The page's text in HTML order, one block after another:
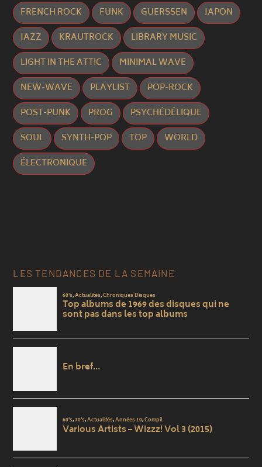
FRENCH ROCK
FUNK GUERSSEN
JAPON
JAZZ
KRAUTROCK
LIBRARY MUSIC
LIGHT IN THE ATTIC
MINIMAL WAVE
NEW-WAVE
PLAYLIST
POP-ROCK
POST-PUNK
PROG
PSYCHÉDÉLIQUE
SOUL
SYNTH-POP TOP
WORLD
ÉLECTRONIQUE
LES TENDANCES DE LA SEMAINE